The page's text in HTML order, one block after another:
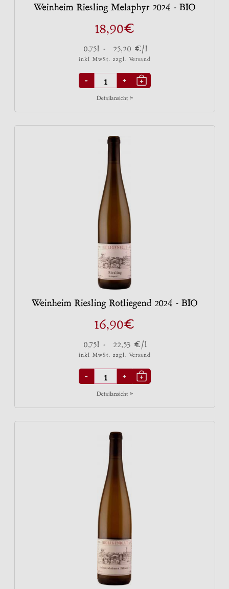
Weinheim Riesling Melaphyr 2024 - BIO
18,90€
0,75l - 25,20 €/l
inkl MwSt. zzgl. Versand
- +
Detailansicht >
Weinheim Riesling Rotliegend 2024 - BIO
16,90€
0,75l - 22,53 €/l
inkl MwSt. zzgl. Versand
- +
Detailansicht >